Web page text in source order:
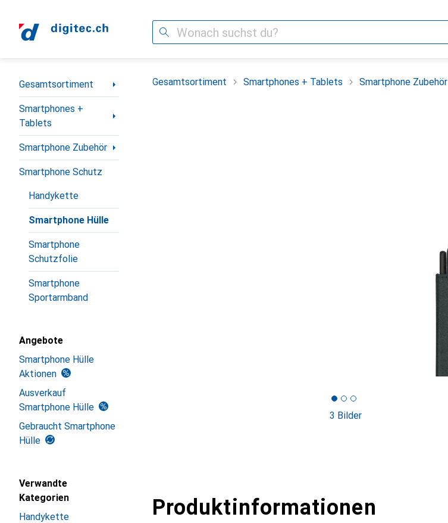
Suche
Navigation nach Kategorien
Gesamtsortiment
Smartphones +
Tablets
Smartphone Zubehör
Smartphone Schutz
Handykette
Smartphone Hülle
Smartphone
Schutzfolie
Smartphone
Sportarmband
Angebote
Smartphone Hülle
Aktionen
Ausverkauf
Smartphone Hülle
Gebraucht Smartphone
Hülle
Verwandte
Kategorien
Handykette
Gesamtsortiment Smartphones + Tablets Smartphone Zubehör
3 Bilder
Produktinformationen